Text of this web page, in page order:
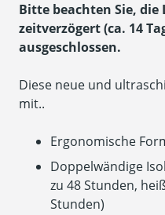
Bitte beachten Sie,
zeitverzögert (ca. 14
ausgeschlossen.
Diese neue und
mit..
Ergonomische
Doppelwändige
zu 48 Stunden,
Stunden)